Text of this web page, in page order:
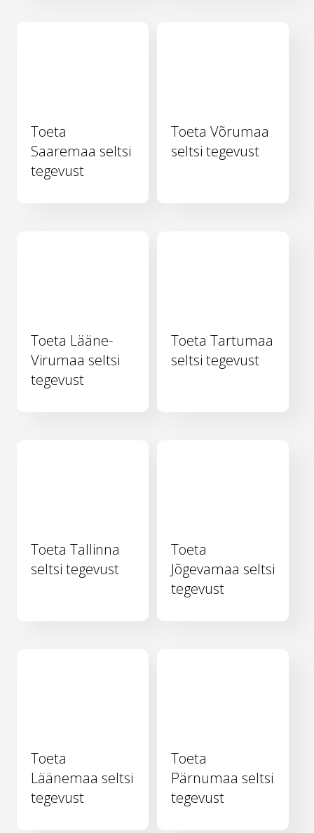
Toeta
Saaremaa seltsi
tegevust
Toeta Võrumaa
seltsi tegevust
Toeta Lääne-
Virumaa seltsi
tegevust
Toeta Tartumaa
seltsi tegevust
Toeta Tallinna
seltsi tegevust
Toeta
Jõgevamaa seltsi
tegevust
Toeta
Läänemaa seltsi
tegevust
Toeta
Pärnumaa seltsi
tegevust